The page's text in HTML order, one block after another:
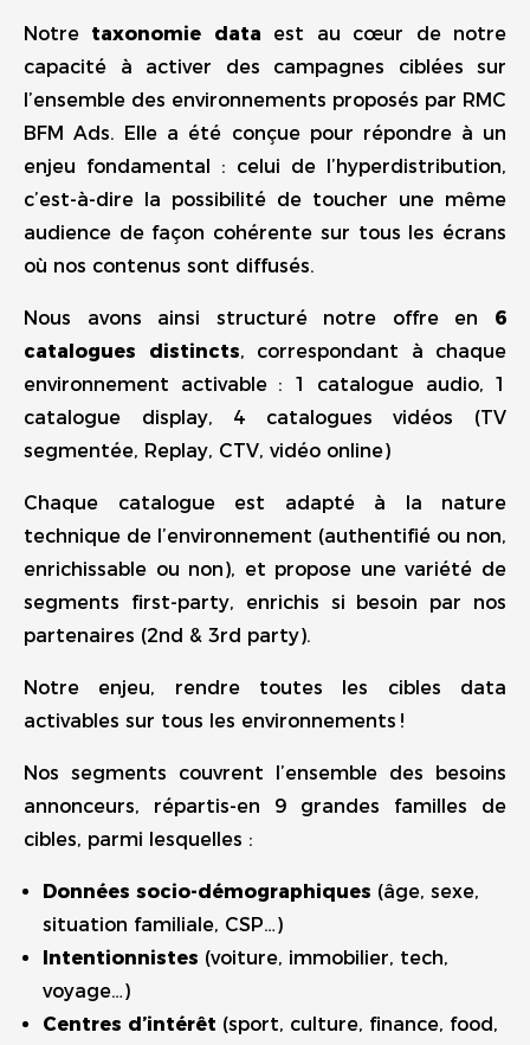
Notre taxonomie data est au cœur de notre
capacité à activer des campagnes ciblées sur
l’ensemble des environnements proposés par RMC
BFM Ads. Elle a été conçue pour répondre à un
enjeu fondamental : celui de l’hyperdistribution,
c’est-à-dire la possibilité de toucher une même
audience de façon cohérente sur tous les écrans
où nos contenus sont diffusés.
Nous avons ainsi structuré notre offre en 6
catalogues distincts, correspondant à chaque
environnement activable : 1 catalogue audio, 1
catalogue display, 4 catalogues vidéos (TV
segmentée, Replay, CTV, vidéo online)
Chaque catalogue est adapté à la nature
technique de l’environnement (authentifié ou non,
enrichissable ou non), et propose une variété de
segments first-party, enrichis si besoin par nos
partenaires (2nd & 3rd party).
Notre enjeu, rendre toutes les cibles data
activables sur tous les environnements !
Nos segments couvrent l’ensemble des besoins
annonceurs, répartis-en 9 grandes familles de
cibles, parmi lesquelles :
Données socio-démographiques (âge, sexe,
situation familiale, CSP…)
Intentionnistes (voiture, immobilier, tech,
voyage…)
Centres d’intérêt (sport, culture, finance, food,